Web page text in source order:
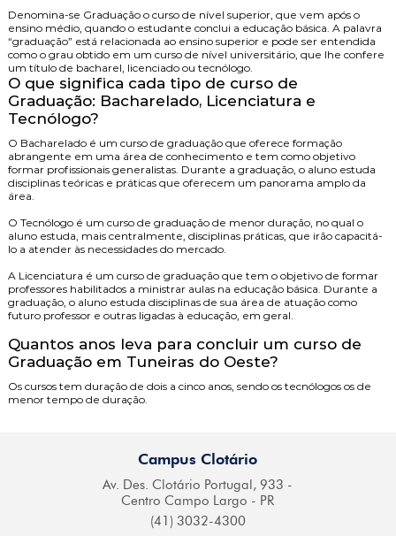
Denomina-se Graduação o curso de nível superior, que vem após o
ensino médio, quando o estudante conclui a educação básica. A palavra
“graduação” está relacionada ao ensino superior e pode ser entendida
como o grau obtido em um curso de nível universitário, que lhe confere
um título de bacharel, licenciado ou tecnólogo.
O que significa cada tipo de curso de
Graduação: Bacharelado, Licenciatura e
Tecnólogo?
O Bachareladoé um curso de graduação que oferece formação
abrangente em uma área de conhecimento e tem como objetivo
formar profissionais generalistas. Durante a graduação, o aluno estuda
disciplinas teóricas e práticas que oferecem um panorama amplo da
área.
O Tecnólogoé um curso de graduação de menor duração, no qual o
aluno estuda, mais centralmente, disciplinas práticas, que irão capacitá-
lo a atender às necessidades do mercado.
A Licenciatura é um curso de graduação que tem o objetivo de formar
professores habilitados a ministrar aulas na educação básica. Durante a
graduação, o aluno estuda disciplinas de sua área de atuação como
futuro professor e outras ligadas à educação, em geral.
Quantos anos leva para concluir um curso de
Graduação em Tuneiras do Oeste?
Os cursos tem duração de dois a cinco anos, sendo os tecnólogos os de
menor tempo de duração.
Campus Clotário
Av. Des. Clotário Portugal, 933 -
Centro Campo Largo - PR
(41) 3032-4300